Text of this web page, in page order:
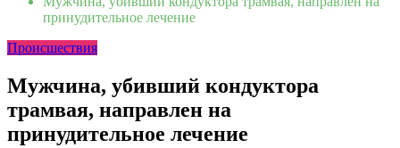
принудительное лечение
Происшествия
Мужчина, убивший кондуктора
трамвая, направлен на
принудительное лечение